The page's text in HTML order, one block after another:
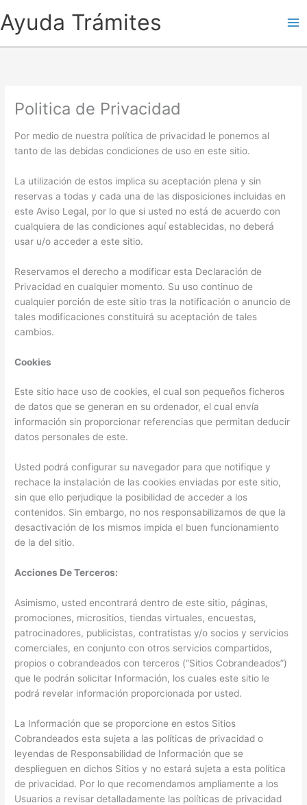
Ayuda Trámites
Politica de Privacidad
Por medio de nuestra política de privacidad le ponemos al
tanto de las debidas condiciones de uso en este sitio.
La utilización de estos implica su aceptación plena y sin
reservas a todas y cada una de las disposiciones incluidas en
este Aviso Legal, por lo que si usted no está de acuerdo con
cualquiera de las condiciones aquí establecidas, no deberá
usar u/o acceder a este sitio.
Reservamos el derecho a modificar esta Declaración de
Privacidad en cualquier momento. Su uso continuo de
cualquier porción de este sitio tras la notificación o anuncio de
tales modificaciones constituirá su aceptación de tales
cambios.
Cookies
Este sitio hace uso de cookies, el cual son pequeños ficheros
de datos que se generan en su ordenador, el cual envía
información sin proporcionar referencias que permitan deducir
datos personales de este.
Usted podrá configurar su navegador para que notifique y
rechace la instalación de las cookies enviadas por este sitio,
sin que ello perjudique la posibilidad de acceder a los
contenidos. Sin embargo, no nos responsabilizamos de que la
desactivación de los mismos impida el buen funcionamiento
de la del sitio.
Acciones De Terceros:
Asimismo, usted encontrará dentro de este sitio, páginas,
promociones, micrositios, tiendas virtuales, encuestas,
patrocinadores, publicistas, contratistas y/o socios y servicios
comerciales, en conjunto con otros servicios compartidos,
propios o cobrandeados con terceros (“Sitios Cobrandeados”)
que le podrán solicitar Información, los cuales este sitio le
podrá revelar información proporcionada por usted.
La Información que se proporcione en estos Sitios
Cobrandeados esta sujeta a las políticas de privacidad o
leyendas de Responsabilidad de Información que se
desplieguen en dichos Sitios y no estará sujeta a esta política
de privacidad. Por lo que recomendamos ampliamente a los
Usuarios a revisar detalladamente las políticas de privacidad